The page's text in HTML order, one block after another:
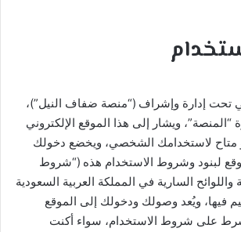
تحت إدارة وإشراف (“منصة ضفاف النيل”)،
“المنصة”، ويشار إلى هذا الموقع الإلكتروني
متاح لاستخدامك الشخصي، ويخضع دخولك
لبنود وشروط الاستخدام هذه (“شروط
واللوائح السارية في المملكة العربية السعودية
فيها، ويُعد وصولك ودخولك إلى الموقع
على شروط الاستخدام، سواء أكنت